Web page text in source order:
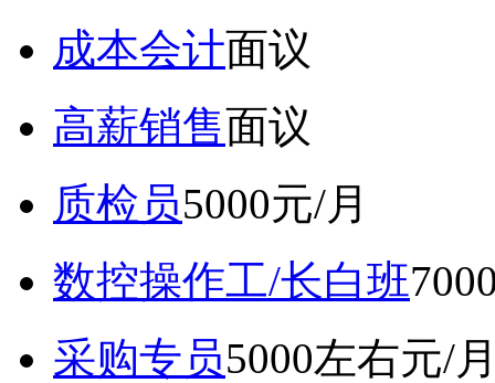
成本会计面议
高薪销售面议
质检员5000元/月
数控操作工/长白班
采购专员5000左右元/